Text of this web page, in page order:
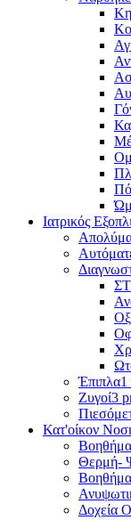
Ιατρικός
Έπιπλα1
Ζυγοί3
Κατ'οίκον
Θερμή-
Δοχεία